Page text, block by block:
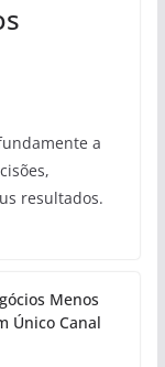
a
resultados.
Menos
Único Canal